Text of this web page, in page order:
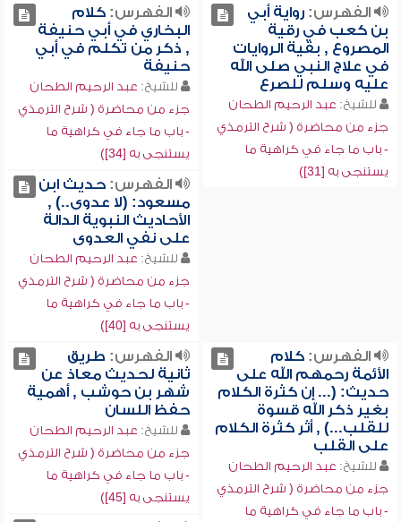
الفهرس:رواية أبي
بن كعب في رقية
المصروع , بقية الروايات
في علاج النبي صلى الله
عليه وسلم للصرع
للشيخ: عبد الرحيم الطحان
جزء من محاضرة ( شرح الترمذي
- باب ما جاء في كراهية ما
يستنجى به [31])
الفهرس:كلام
البخاري في أبي حنيفة
, ذكر من تكلم في أبي
حنيفة
للشيخ: عبد الرحيم الطحان
جزء من محاضرة ( شرح الترمذي
- باب ما جاء في كراهية ما
يستنجى به [34])
الفهرس:حديث ابن
مسعود: (لا عدوى..) ,
الأحاديث النبوية الدالة
على نفي العدوى
للشيخ: عبد الرحيم الطحان
جزء من محاضرة ( شرح الترمذي
- باب ما جاء في كراهية ما
يستنجى به [40])
الفهرس:كلام
الأئمة رحمهم الله على
حديث: (... إن كثرة الكلام
بغير ذكر الله قسوة
للقلب...) , أثر كثرة الكلام
على القلب
للشيخ: عبد الرحيم الطحان
جزء من محاضرة ( شرح الترمذي
- باب ما جاء في كراهية ما
الفهرس: طريق
ثانية لحديث معاذ عن
شهر بن حوشب , أهمية
حفظ اللسان
للشيخ: عبد الرحيم الطحان
جزء من محاضرة ( شرح الترمذي
- باب ما جاء في كراهية ما
يستنجى به [45])